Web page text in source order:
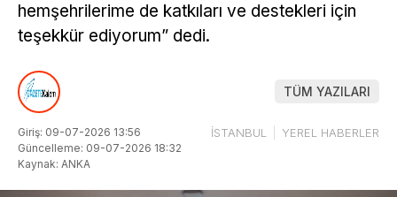
hemşehrilerime de katkıları ve destekleri için
teşekkür ediyorum” dedi.
TÜM YAZILARI
Giriş: 09-07-2026 13:56
Güncelleme: 09-07-2026 18:32
Kaynak: ANKA
İSTANBUL YEREL HABERLER